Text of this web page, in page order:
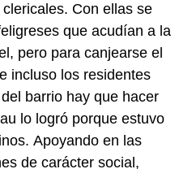
Con ellas se
que acudían a la
pero para canjearse el
incluso los residentes
del barrio hay que hacer
lo logró porque estuvo
Apoyando en las
de carácter social,